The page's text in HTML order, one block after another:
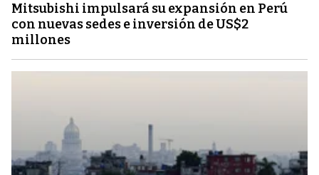
Mitsubishi impulsará su expansión en Perú
con nuevas sedes e inversión de US$2
millones